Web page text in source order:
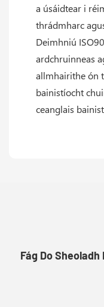
a úsáidtear i
thrádmharc
Deimhniú
ardchruinneas
allmhairithe ón
bainistíocht
ceanglais
Fág Do